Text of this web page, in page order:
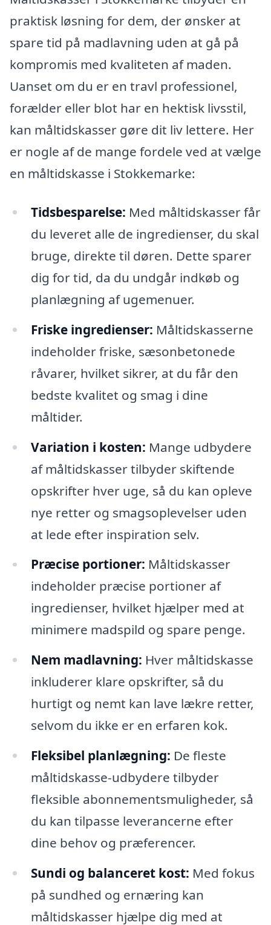
praktisk løsning for dem, der ønsker at
spare tid på madlavning uden at gå på
kompromis med kvaliteten af maden.
Uanset om du er en travl professionel,
forælder eller blot har en hektisk livsstil,
kan måltidskasser gøre dit liv lettere. Her
er nogle af de mange fordele ved at vælge
en måltidskasse i Stokkemarke:
Tidsbesparelse: Med måltidskasser får
du leveret alle de ingredienser, du skal
bruge, direkte til døren. Dette sparer
dig for tid, da du undgår indkøb og
planlægning af ugemenuer.
Friske ingredienser: Måltidskasserne
indeholder friske, sæsonbetonede
råvarer, hvilket sikrer, at du får den
bedste kvalitet og smag i dine
måltider.
Variation i kosten: Mange udbydere
af måltidskasser tilbyder skiftende
opskrifter hver uge, så du kan opleve
nye retter og smagsoplevelser uden
at lede efter inspiration selv.
Præcise portioner: Måltidskasser
indeholder præcise portioner af
ingredienser, hvilket hjælper med at
minimere madspild og spare penge.
Nem madlavning: Hver måltidskasse
inkluderer klare opskrifter, så du
hurtigt og nemt kan lave lækre retter,
selvom du ikke er en erfaren kok.
Fleksibel planlægning: De fleste
måltidskasse-udbydere tilbyder
fleksible abonnementsmuligheder, så
du kan tilpasse leverancerne efter
dine behov og præferencer.
Sun­di og balan­ce­ret kost: Med fokus
på sundhed og ernæring kan
måltidskasser hjælpe dig med at